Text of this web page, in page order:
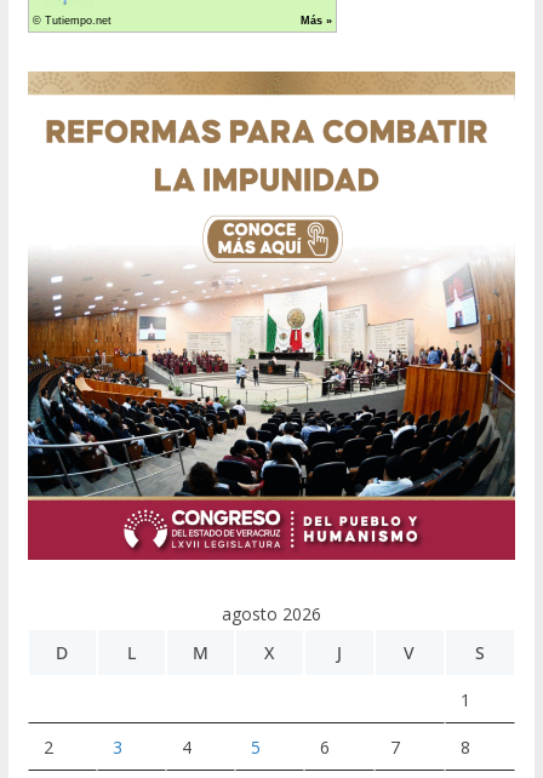
agosto 2026
D
L M X J V S
1
2 3 4 5 6 7 8